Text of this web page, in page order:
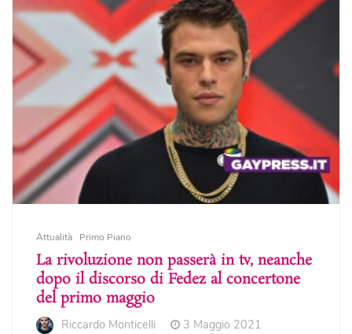
Attualità Primo Piano
La rivoluzione non passerà in tv, neanche
dopo il discorso di Fedez al concertone
del primo maggio
Riccardo Monticelli
3 Maggio 2021